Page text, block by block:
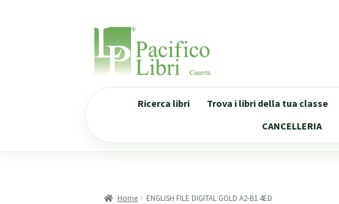
Vai
alla
navigazione
Vai
contenuto
Ricerca libri Trova i libri della tua classe
CANCELLERIA
Home ENGLISH FILE DIGITAL GOLD A2-B1 4ED